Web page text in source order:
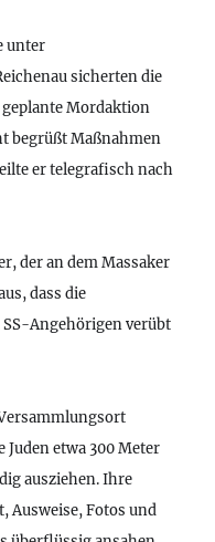
unter
sicherten die
geplante Mordaktion
begrüßt Maßnahmen
er telegrafisch nach
der an dem Massaker
dass die
Angehörigen verübt
etwa 300 Meter
ausziehen. Ihre
Ausweise, Fotos und